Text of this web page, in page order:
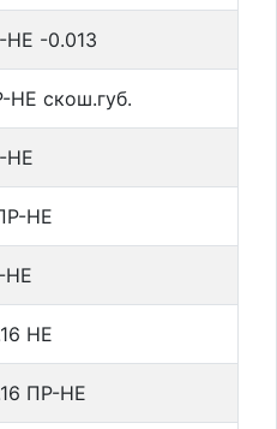
НЕ -0.013
НЕ скош.губ.
НЕ
НЕ
НЕ
НЕ
ПР-НЕ